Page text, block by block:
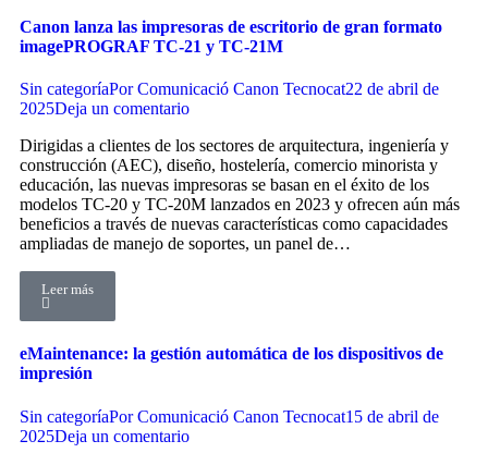
Canon lanza las impresoras de escritorio de gran formato
imagePROGRAF TC-21 y TC-21M
Sin categoríaPorComunicació Canon Tecnocat22 de abril de
2025Deja un comentario
Dirigidas a clientes de los sectores de arquitectura, ingeniería y
construcción (AEC), diseño, hostelería, comercio minorista y
educación, las nuevas impresoras se basan en el éxito de los
modelos TC-20 y TC-20M lanzados en 2023 y ofrecen aún más
beneficios a través de nuevas características como capacidades
ampliadas de manejo de soportes, un panel de…
Leer más
eMaintenance: la gestión automática de los dispositivos de
impresión
Sin categoríaPorComunicació Canon Tecnocat15 de abril de
2025Deja un comentario